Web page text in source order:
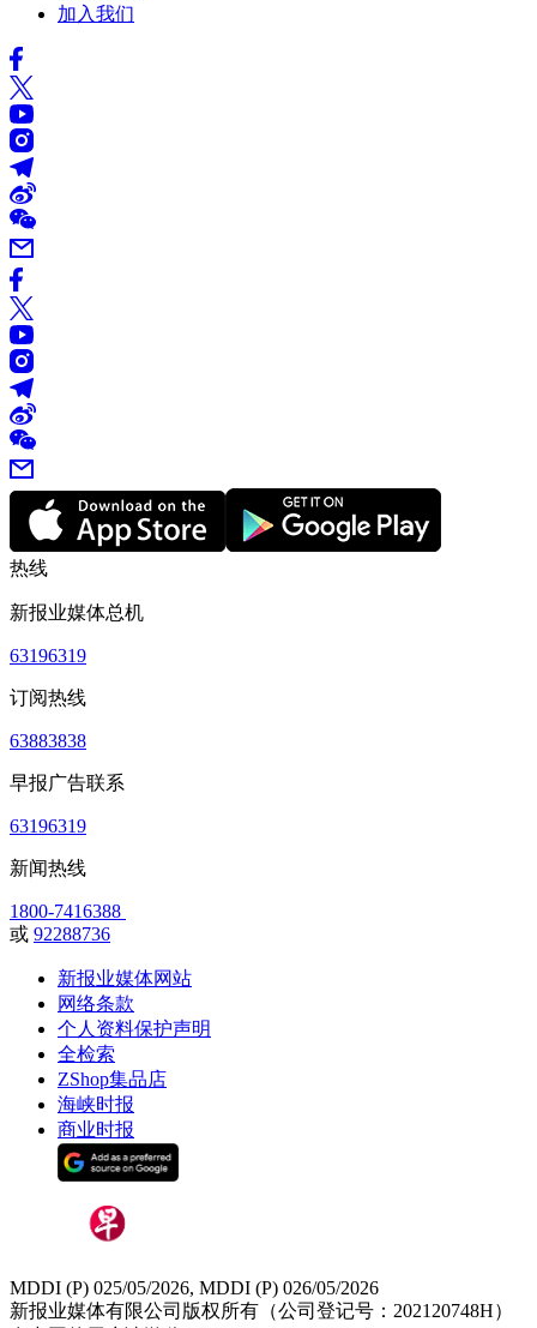
加入我们
热线
新报业媒体总机
63196319
订阅热线
63883838
早报广告联系
63196319
新闻热线
1800-7416388
或 92288736
新报业媒体网站
网络条款
个人资料保护声明
全检索
ZShop集品店
海峡时报
商业时报
MDDI (P) 025/05/2026, MDDI (P) 026/05/2026
新报业媒体有限公司版权所有（公司登记号：202120748H）